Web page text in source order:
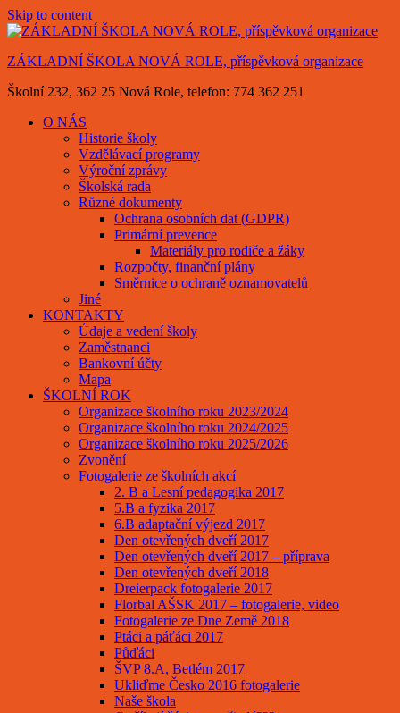
Skip to content
ZÁKLADNÍ ŠKOLA NOVÁ ROLE, příspěvková organizace
Školní 232, 362 25 Nová Role, telefon: 774 362 251
O NÁS
Historie školy
Vzdělávací programy
Výroční zprávy
Školská rada
Různé dokumenty
Ochrana osobních dat (GDPR)
Primární prevence
Materiály pro rodiče a žáky
Rozpočty, finanční plány
Směrnice o ochraně oznamovatelů
Jiné
KONTAKTY
Údaje a vedení školy
Zaměstnanci
Bankovní účty
Mapa
ŠKOLNÍ ROK
Organizace školního roku 2023/2024
Organizace školního roku 2024/2025
Organizace školního roku 2025/2026
Zvonění
Fotogalerie ze školních akcí
2. B a Lesní pedagogika 2017
5.B a fyzika 2017
6.B adaptační výjezd 2017
Den otevřených dveří 2017
Den otevřených dveří 2017 – příprava
Den otevřených dveří 2018
Dreierpack fotogalerie 2017
Florbal AŠSK 2017 – fotogalerie, video
Fotogalerie ze Dne Země 2018
Ptáci a páťáci 2017
Půďáci
ŠVP 8.A, Betlém 2017
Ukliďme Česko 2016 fotogalerie
Naše škola